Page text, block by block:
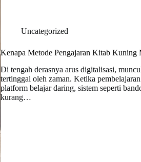
Uncategorized
Kenapa Metode Pengajaran Kitab Kuning
Di tengah derasnya arus digitalisasi,
tertinggal oleh zaman. Ketika
platform belajar daring, sistem seperti
kurang…